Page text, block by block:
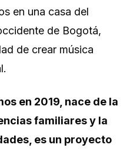
en una casa del
de Bogotá,
de crear música
en 2019, nace de la
familiares y la
es un proyecto